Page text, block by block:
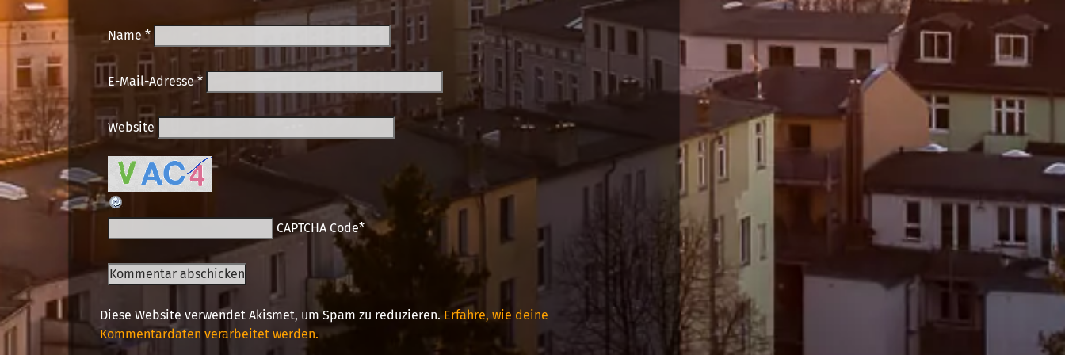
Name*
E-Mail-Adresse*
Website
CAPTCHA Code*
Diese Website verwendet Akismet, um Spam zu reduzieren. Erfahre, wie deine
Kommentardaten verarbeitet werden.